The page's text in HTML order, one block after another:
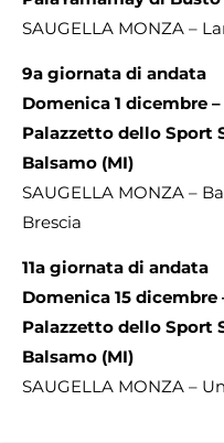
SAUGELLA MONZA –
9a giornata di andata
Domenica 1 dicembre –
Palazzetto dello Sport
Balsamo (MI)
SAUGELLA MONZA –
Brescia
11a giornata di andata
Domenica 15 dicembre
Palazzetto dello Sport
Balsamo (MI)
SAUGELLA MONZA –